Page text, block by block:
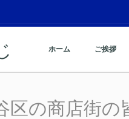
ホーム ご挨拶
区の商店街の